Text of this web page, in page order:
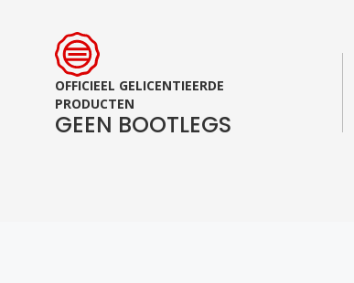
OFFICIEEL GELICENTIEERDE
PRODUCTEN
GEEN BOOTLEGS